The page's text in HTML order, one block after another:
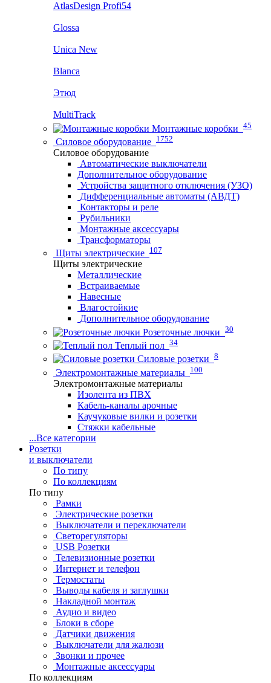
AtlasDesign Profi54
Glossa
Unica New
Blanca
Этюд
MultiTrack
Монтажные коробки 45
Силовое оборудование 1752
Силовое оборудование
Автоматические выключатели
Дополнительное оборудование
Устройства защитного отключения (УЗО)
Дифференциальные автоматы (АВДТ)
Контакторы и реле
Рубильники
Монтажные аксессуары
Трансформаторы
Щиты электрические 107
Щиты электрические
Металлические
Встраиваемые
Навесные
Влагостойкие
Дополнительное оборудование
Розеточные лючки 30
Теплый пол 34
Силовые розетки 8
Электромонтажные материалы 100
Электромонтажные материалы
Изолента из ПВХ
Кабель-каналы арочные
Каучуковые вилки и розетки
Стяжки кабельные
...Все категории
Розетки
и выключатели
По типу
По коллекциям
По типу
Рамки
Электрические розетки
Выключатели и переключатели
Светорегуляторы
USB Розетки
Телевизионные розетки
Интернет и телефон
Термостаты
Выводы кабеля и заглушки
Накладной монтаж
Аудио и видео
Блоки в сборе
Датчики движения
Выключатели для жалюзи
Звонки и прочее
Монтажные аксессуары
По коллекциям